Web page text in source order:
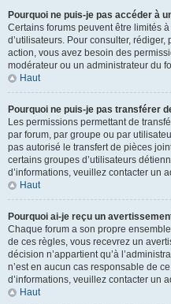
Pourquoi ne puis-je pas accéder à
Certains forums peuvent être limités
d’utilisateurs. Pour consulter,
action, vous avez besoin des
modérateur ou un administrateur du
Haut
Pourquoi ne puis-je pas transférer
Les permissions permettant de
par forum, par groupe ou par
pas autorisé le transfert de pièces
certains groupes d’utilisateurs
d’informations, veuillez contacter un
Haut
Pourquoi ai-je reçu un
Chaque forum a son propre
de ces règles, vous recevrez un
décision n’appartient qu’à
n’est en aucun cas responsable de
d’informations, veuillez contacter un
Haut